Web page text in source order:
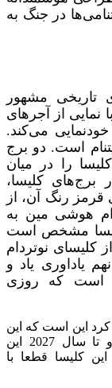
در جنگ به
تاریخی مشهور
از آجرهای
می‌کند.
است. دو برج
اصلی کلیسا را در میان
کلیسا،
رنگ آن، از
هوشی مین به
مشخص است
کلیسای نوتردام
یاداوری یاد و
است که روزی
کرد این است که این
کلیسا در حال حاضر در حال بازسازیست و تا سال 2027 این
کلیسا قطعا با